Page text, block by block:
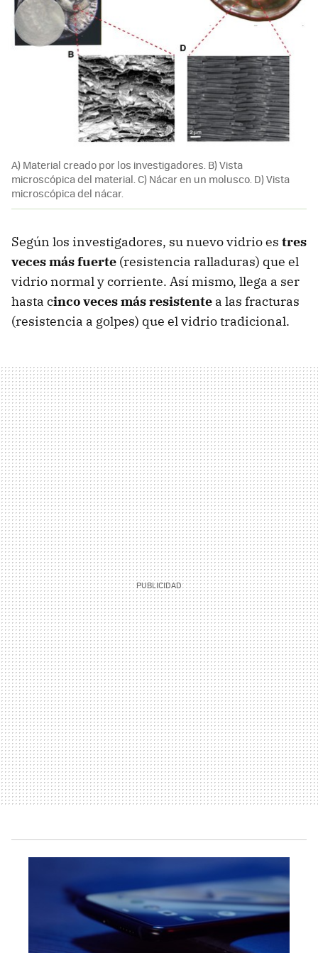
A) Material creado por los investigadores. B) Vista
microscópica del material. C) Nácar en un molusco. D) Vista
microscópica del nácar.
Según los investigadores, su nuevo vidrio es tres
veces más fuerte (resistencia ralladuras) que el
vidrio normal y corriente. Así mismo, llega a ser
hasta cinco veces más resistente a las fracturas
(resistencia a golpes) que el vidrio tradicional.